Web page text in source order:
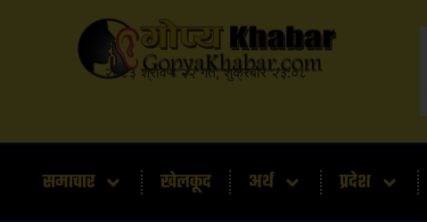
२०८३ श्रावण २२ गते, शुक्रबार २३:०८
समाचार खेलकूद अर्थ प्रदेश